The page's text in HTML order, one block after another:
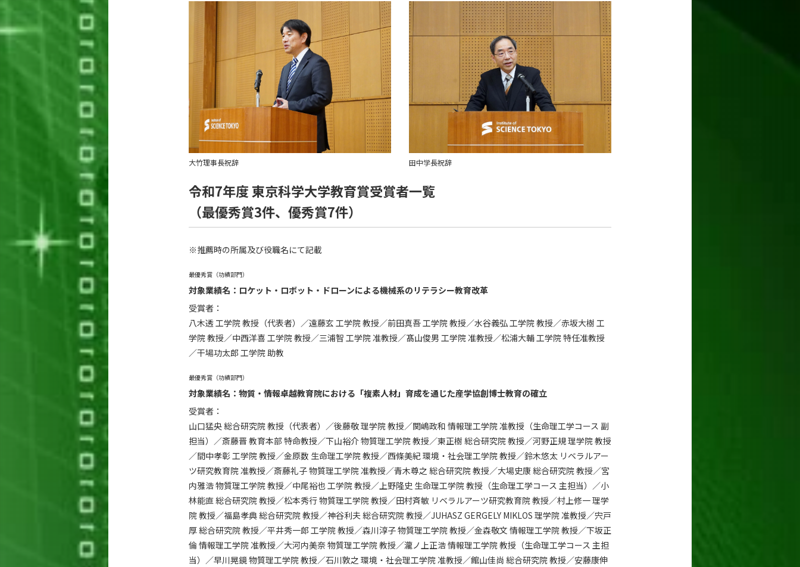
大竹理事長祝辞 田中学長祝辞
令和7年度 東京科学大学教育賞受賞者一覧
（最優秀賞3件、優秀賞7件）
※推薦時の所属及び役職名にて記載
最優秀賞（功績部門）
対象業績名：ロケット・ロボット・ドローンによる機械系のリテラシー教育改革
受賞者：
八木透 工学院 教授（代表者）／遠藤玄 工学院 教授／前田真吾 工学院 教授／水谷義弘 工学院 教授／赤坂大樹 工
学院 教授／中西洋喜 工学院 教授／三浦智 工学院 准教授／髙山俊男 工学院 准教授／松浦大輔 工学院 特任准教授
／干場功太郎 工学院 助教
最優秀賞（功績部門）
対象業績名：物質・情報卓越教育院における「複素人材」育成を通じた産学協創博士教育の確立
受賞者：
⼭⼝猛央 総合研究院 教授（代表者）／後藤敬 理学院 教授／関嶋政和 情報理⼯学院 准教授（生命理工学コース 副
担当）／斎藤晋 教育本部 特命教授／下⼭裕介 物質理⼯学院 教授／東正樹 総合研究院 教授／河野正規 理学院 教授
／間中孝彰 ⼯学院 教授／⾦原数 ⽣命理⼯学院 教授／⻄條美紀 環境・社会理⼯学院 教授／鈴⽊悠太 リベラルアー
ツ研究教育院 准教授／斎藤礼⼦ 物質理⼯学院 准教授／⻘⽊尊之 総合研究院 教授／⼤場史康 総合研究院 教授／宮
内雅浩 物質理⼯学院 教授／中尾裕也 ⼯学院 教授／上野隆史 ⽣命理⼯学院 教授（生命理工学コース 主担当）／⼩
林能直 総合研究院 教授／松本秀⾏ 物質理⼯学院 教授／⽥村⻫敏 リベラルアーツ研究教育院 教授／村上修⼀ 理学
院 教授／福島孝典 総合研究院 教授／神⾕利夫 総合研究院 教授／JUHASZ GERGELY MIKLOS 理学院 准教授／宍⼾
厚 総合研究院 教授／平井秀⼀郎 ⼯学院 教授／森川淳⼦ 物質理⼯学院 教授／⾦森敬⽂ 情報理⼯学院 教授／下坂正
倫 情報理⼯学院 准教授／⼤河内美奈 物質理⼯学院 教授／瀧ノ上正浩 情報理⼯学院 教授（生命理工学コース 主担
当）／早川晃鏡 物質理⼯学院 教授／⽯川敦之 環境・社会理⼯学院 准教授／館⼭佳尚 総合研究院 教授／安藤康伸